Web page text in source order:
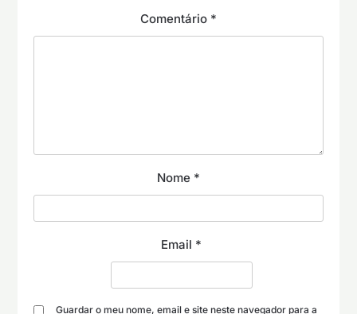
Comentário *
Nome *
Email *
Guardar o meu nome, email e site neste navegador para a